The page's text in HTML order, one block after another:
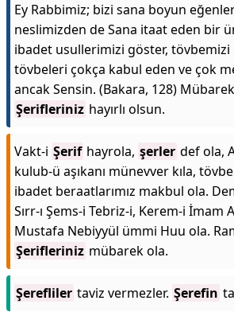
Ey Rabbimiz; bizi sana boyun
neslimizden de Sana itaat eden bir
ibadet usullerimizi göster, tövbemizi
tövbeleri çokça kabul eden ve çok
ancak Sensin. (Bakara, 128)
Şerifleriniz hayırlı olsun.
Vakt-i Şerif hayrola, şerler def ola,
kulub-ü aşıkanı münevver kıla,
ibadet beraatlarımız makbul ola.
Sırr-ı Şems-i Tebriz-i, Kerem-i İmam
Mustafa Nebiyyül ümmi Huu ola.
Şerifleriniz mübarek ola.
Şerefliler taviz vermezler. Şerefin